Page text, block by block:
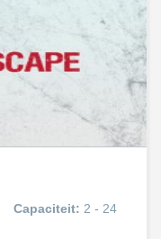
Capaciteit: 2 - 24